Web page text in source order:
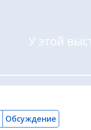
У этой
Обсуждение